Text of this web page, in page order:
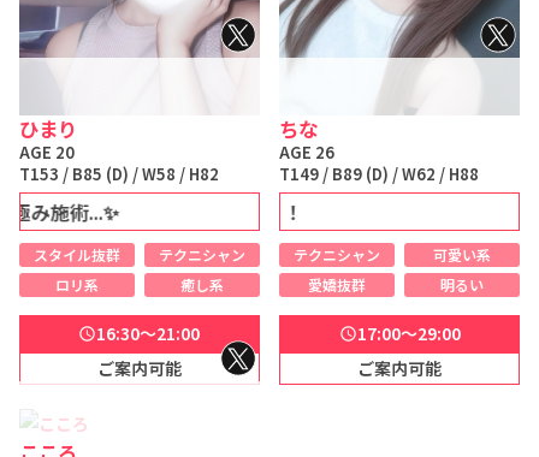
ひまり
AGE 20
T153 / B85 (D) / W58 / H82
施術...✨️
スタイル抜群
テクニシャン
ロリ系
癒し系
schedule16:30～21:00
ご案内可能
ちな
AGE 26
T149 / B89 (D) / W62 / H88
姉Kawaii 沼注意 ... ！
テクニシャン
可愛い系
愛嬌抜群
明るい
schedule17:00～29:00
ご案内可能